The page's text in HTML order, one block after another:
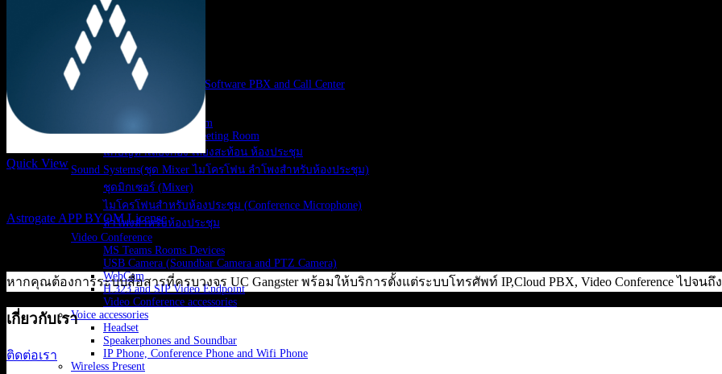
Display Solutions
Digital Signage
Interactive Monitor
Video Wall LED
IP Network PA System
IP-PBX Solutions
IP-PBX, Cloud PBX, Software PBX and Call Center
Booking Meeting Room
New and Renovate Meeting Room
แก้ปัญหาเสียงก้อง เสียงสะท้อน ห้องประชุม
Sound Systems(ชุด Mixer ไมโครโฟน ลำโพงสำหรับห้องประชุม)
ชุดมิกเซอร์ (Mixer)
ไมโครโฟนสำหรับห้องประชุม (Conference Microphone)
ลำโพงสำหรับห้องประชุม
Video Conference
MS Teams Rooms Devices
USB Camera (Soundbar Camera and PTZ Camera)
WebCam
H.323 and SIP Video Endpoint
Video Conference accessories
Voice accessories
Headset
Speakerphones and Soundbar
IP Phone, Conference Phone and Wifi Phone
Wireless Present
Quick View
Astrogate APP BYOM License
หากคุณต้องการระบบสื่อสารที่ครบวงจร UC Gangster พร้อมให้บริการตั้งแต่ระบบโทรศัพท์ IP,Cloud PBX, Video Conference ไปจ
เกี่ยวกับเรา
ติดต่อเรา